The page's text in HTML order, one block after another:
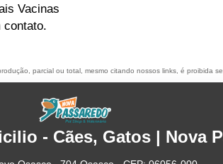
Vacinas
contato.
parcial ou total, mesmo citando nossos links, é proibida
- Cães, Gatos | Nova